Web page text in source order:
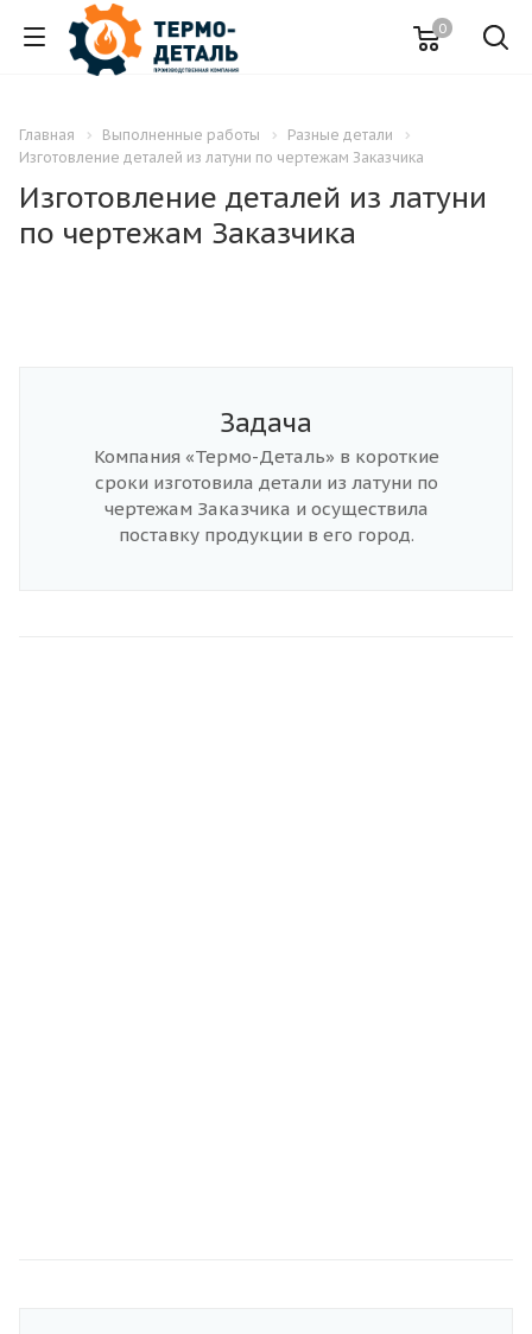
0
Главная Выполненные работы
Разные детали
Изготовление деталей из латуни по чертежам Заказчика
Изготовление деталей из латуни
по чертежам Заказчика
Задача
Компания «Термо-Деталь» в короткие
сроки изготовила детали из латуни по
чертежам Заказчика и осуществила
поставку продукции в его город.